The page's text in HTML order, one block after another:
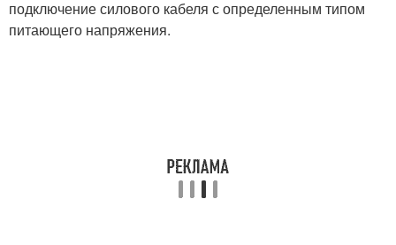
подключение силового кабеля с определенным типом
питающего напряжения.